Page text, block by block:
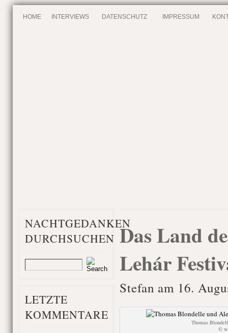
HOME INTERVIEWS DATENSCHUTZ IMPRESSUM
NACHTGEDANKEN
DURCHSUCHEN
LETZTE
KOMMENTARE
Das Land
Lehár
Stefan am 16.
Thomas
©